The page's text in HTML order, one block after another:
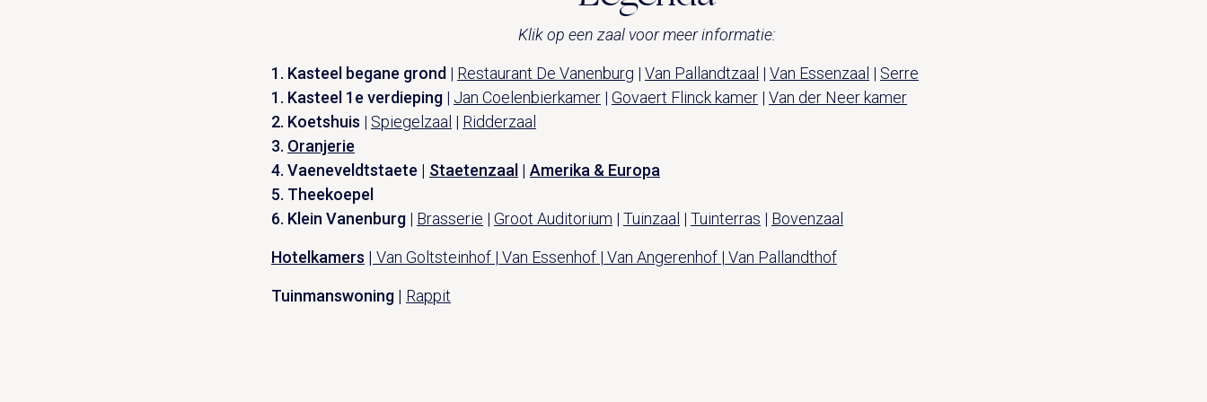
Klik op een zaal voor meer informatie:
1. Kasteel begane grond | Restaurant De Vanenburg | Van Pallandtzaal | Van Essenzaal | Serre
1. Kasteel 1e verdieping | Jan Coelenbierkamer | Govaert Flinck kamer | Van der Neer kamer
2. Koetshuis | Spiegelzaal | Ridderzaal
3. Oranjerie
4. Vaeneveldtstaete | Staetenzaal | Amerika & Europa
5. Theekoepel
6. Klein Vanenburg | Brasserie | Groot Auditorium | Tuinzaal | Tuinterras | Bovenzaal
Hotelkamers | Van Goltsteinhof | Van Essenhof | Van Angerenhof | Van Pallandthof
Tuinmanswoning | Rappit